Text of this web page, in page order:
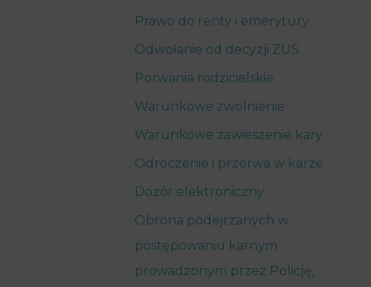
Prawo do renty i emerytury
Odwołanie od decyzji ZUS
Porwania rodzicielskie
Warunkowe zwolnienie
Warunkowe zawieszenie kary
Odroczenie i przerwa w karze
Dozór elektroniczny
Obrona podejrzanych w
postępowaniu karnym
prowadzonym przez Policję,